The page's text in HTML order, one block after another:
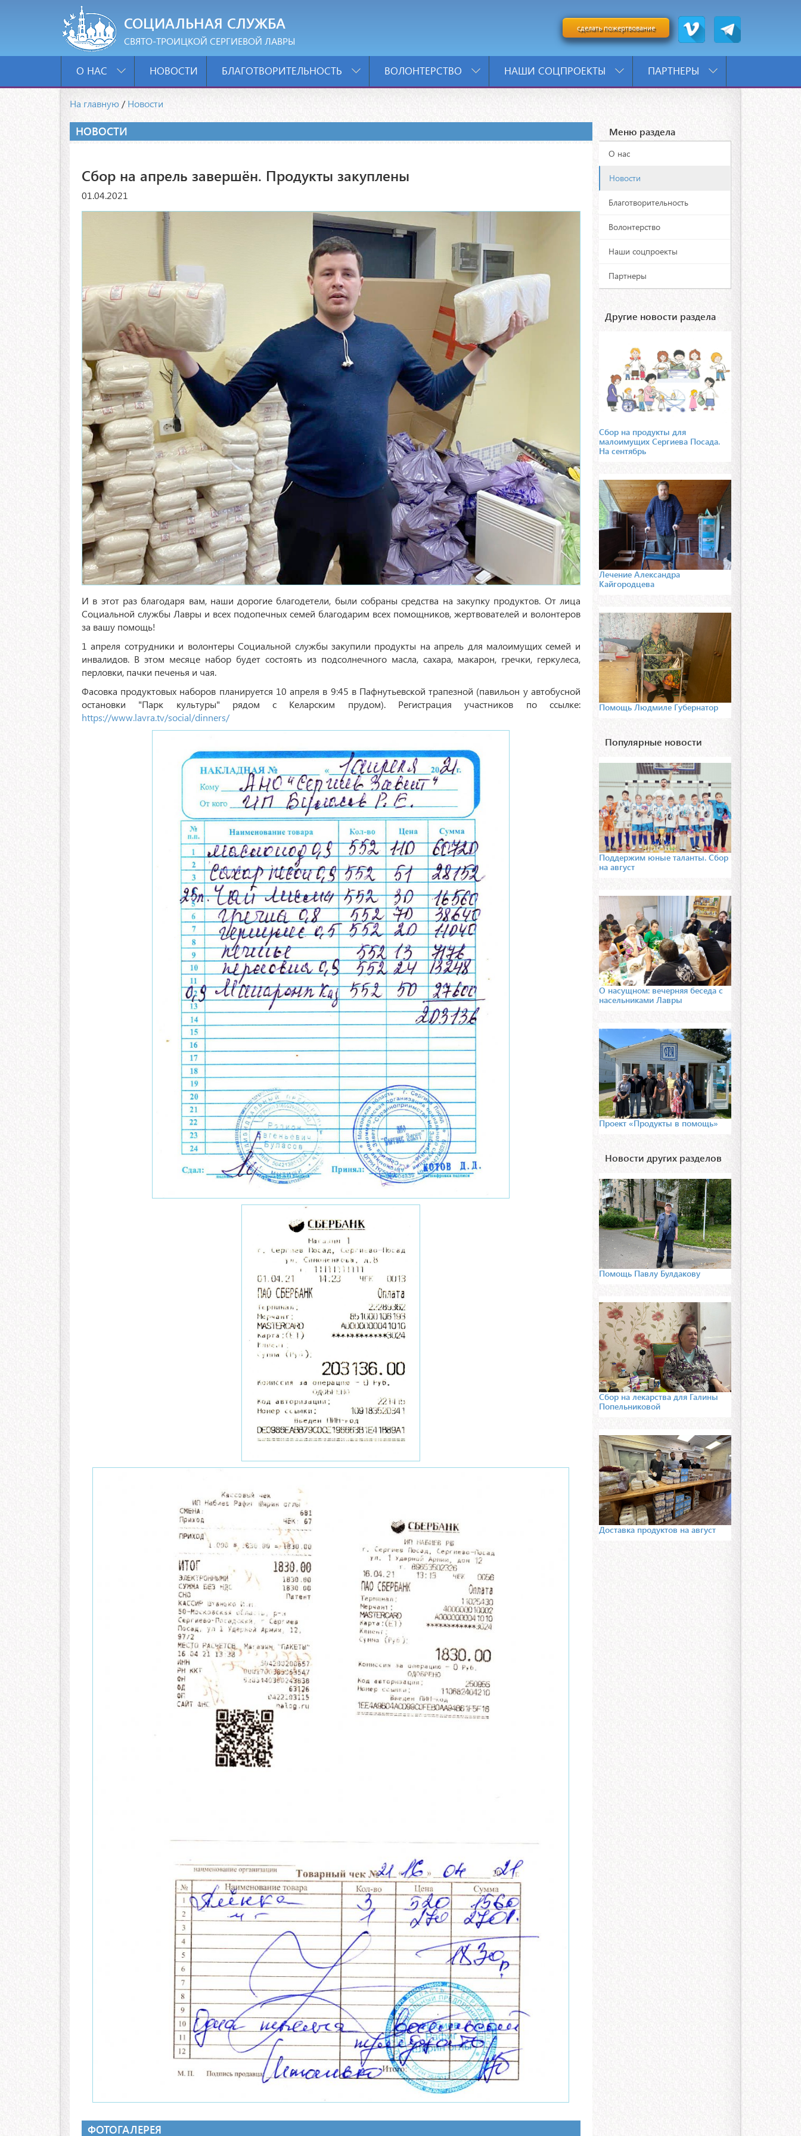
СОЦИАЛЬНАЯ СЛУЖБА
СВЯТО-ТРОИЦКОЙ СЕРГИЕВОЙ ЛАВРЫ
сделать пожертвование
О НАС НОВОСТИ БЛАГОТВОРИТЕЛЬНОСТЬ ВОЛОНТЕРСТВО НАШИ СОЦПРОЕКТЫ ПАРТНЕРЫ
На главную /Новости
НОВОСТИ
Сбор на апрель завершён. Продукты закуплены
01.04.2021
И в этот раз благодаря вам, наши дорогие благодетели, были собраны средства на закупку продуктов. От лица
Социальной службы Лавры и всех подопечных семей благодарим всех помощников, жертвователей и волонтеров
за вашу помощь!
1 апреля сотрудники и волонтеры Социальной службы закупили продукты на апрель для малоимущих семей и
инвалидов. В этом месяце набор будет состоять из подсолнечного масла, сахара, макарон, гречки, геркулеса,
перловки, пачки печенья и чая.
Фасовка продуктовых наборов планируется 10 апреля в 9:45 в Пафнутьевской трапезной (павильон у автобусной
остановки "Парк культуры" рядом с Келарским прудом). Регистрация участников по ссылке:
https://www.lavra.tv/social/dinners/
ФОТОГАЛЕРЕЯ
Меню раздела
О нас
Новости
Благотворительность
Волонтерство
Наши соцпроекты
Партнеры
Другие новости раздела
Сбор на продукты для
малоимущих Сергиева Посада.
На сентябрь
Лечение Александра
Кайгородцева
Помощь Людмиле Губернатор
Популярные новости
Поддержим юные таланты. Сбор
на август
О насущном: вечерняя беседа с
насельниками Лавры
Проект «Продукты в помощь»
Новости других разделов
Помощь Павлу Булдакову
Сбор на лекарства для Галины
Попельниковой
Доставка продуктов на август